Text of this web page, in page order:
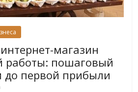
магазин
работы: пошаговый
до первой прибыли